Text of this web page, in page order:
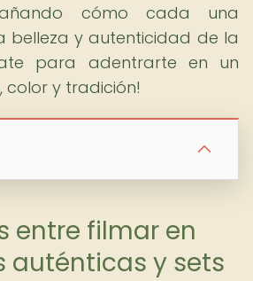
cómo cada una
belleza y autenticidad de la
para adentrarte en un
color y tradición!
entre filmar en
auténticas y sets